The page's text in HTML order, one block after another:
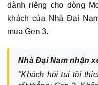
dành riêng cho dòng
khách của Nhà Đại
mua Gen 3.
Nhà Đại Nam nhận
"Khách hỏi tụi tôi